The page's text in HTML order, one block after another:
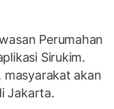
Perumahan
Sirukim.
akan
Jakarta.